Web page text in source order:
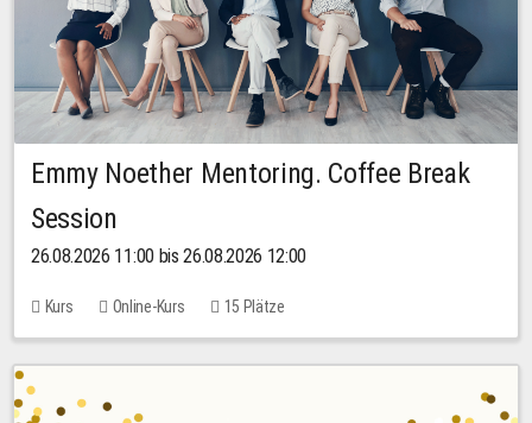
Emmy Noether Mentoring. Coffee Break
Session
26.08.2026 11:00 bis 26.08.2026 12:00
Kurs Online-Kurs 15 Plätze